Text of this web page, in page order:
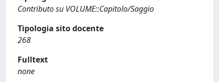
Contributo su VOLUME::Capitolo/Saggio
Tipologia sito docente
268
Fulltext
none